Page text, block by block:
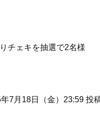
チェキを抽選で2名様
7月18日（金）23:59 投